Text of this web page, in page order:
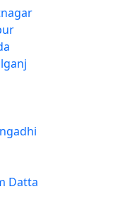
Datta